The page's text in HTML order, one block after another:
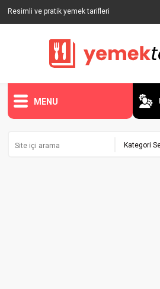
Resimli ve pratik yemek tarifleri
MENU